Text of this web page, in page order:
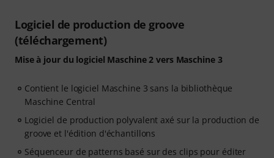
Logiciel de production de groove
(téléchargement)
Mise à jour du logiciel Maschine 2 vers Maschine 3
Contient le logiciel Maschine 3 sans la bibliothèque
Maschine Central
Logiciel de production polyvalent axé sur la production de
groove et l'édition d'échantillons
Séquenceur de patterns basé sur des clips pour éditer